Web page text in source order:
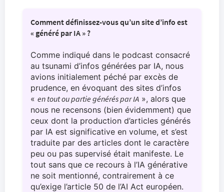
Comment définissez-vous qu’un site d’info est
« généré par IA » ?
Comme indiqué dans le podcast consacré
au tsunami d’infos générées par IA, nous
avions initialement péché par excès de
prudence, en évoquant des sites d’infos
« en tout ou partie générés par IA », alors que
nous ne recensons (bien évidemment) que
ceux dont la production d’articles générés
par IA est significative en volume, et s’est
traduite par des articles dont le caractère
peu ou pas supervisé était manifeste. Le
tout sans que ce recours à l’IA générative
ne soit mentionné, contrairement à ce
qu’exige l’article 50 de l’AI Act européen.